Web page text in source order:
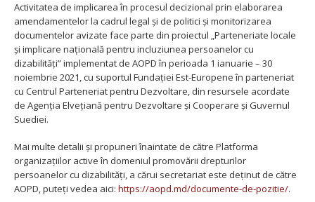
Activitatea de implicarea în procesul decizional prin elaborarea
amendamentelor la cadrul legal și de politici și monitorizarea
documentelor avizate face parte din proiectul „Parteneriate locale
și implicare națională pentru incluziunea persoanelor cu
dizabilități” implementat de AOPD în perioada 1 ianuarie – 30
noiembrie 2021, cu suportul Fundaţiei Est-Europene în parteneriat
cu Centrul Parteneriat pentru Dezvoltare, din resursele acordate
de Agenția Elvețiană pentru Dezvoltare și Cooperare și Guvernul
Suediei.
Mai multe detalii și propuneri înaintate de către Platforma
organizațiilor active în domeniul promovării drepturilor
persoanelor cu dizabilități, a cărui secretariat este deținut de către
AOPD, puteți vedea aici: https://aopd.md/documente-de-pozitie/.